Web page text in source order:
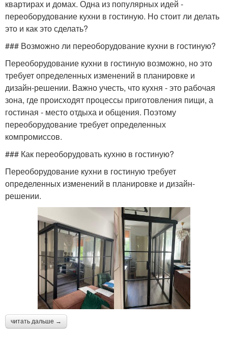
квартирах и домах. Одна из популярных идей -
переоборудование кухни в гостиную. Но стоит ли делать
это и как это сделать?
### Возможно ли переоборудование кухни в гостиную?
Переоборудование кухни в гостиную возможно, но это
требует определенных изменений в планировке и
дизайн-решении. Важно учесть, что кухня - это рабочая
зона, где происходят процессы приготовления пищи, а
гостиная - место отдыха и общения. Поэтому
переоборудование требует определенных
компромиссов.
### Как переоборудовать кухню в гостиную?
Переоборудование кухни в гостиную требует
определенных изменений в планировке и дизайн-
решении.
читать дальше →